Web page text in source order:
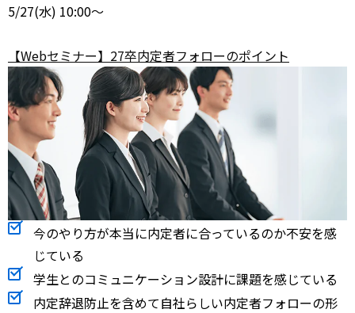
5/27(水) 10:00～
【Webセミナー】27卒内定者フォローのポイント
今のやり方が本当に内定者に合っているのか不安を感
じている
学生とのコミュニケーション設計に課題を感じている
内定辞退防止を含めて自社らしい内定者フォローの形